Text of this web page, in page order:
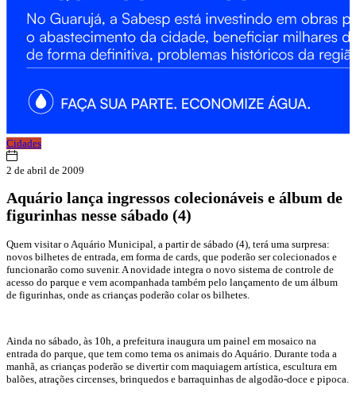
Cidades
2 de abril de 2009
Aquário lança ingressos colecionáveis e álbum de
figurinhas nesse sábado (4)
Quem visitar o Aquário Municipal, a partir de sábado (4), terá uma surpresa:
novos bilhetes de entrada, em forma de cards, que poderão ser colecionados e
funcionarão como suvenir. A novidade integra o novo sistema de controle de
acesso do parque e vem acompanhada também pelo lançamento de um álbum
de figurinhas, onde as crianças poderão colar os bilhetes.
Ainda no sábado, às 10h, a prefeitura inaugura um painel em mosaico na
entrada do parque, que tem como tema os animais do Aquário. Durante toda a
manhã, as crianças poderão se divertir com maquiagem artística, escultura em
balões, atrações circenses, brinquedos e barraquinhas de algodão-doce e pipoca.